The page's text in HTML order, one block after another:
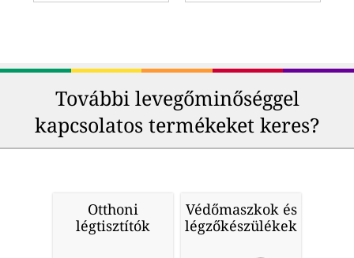
További levegőminőséggel
kapcsolatos termékeket keres?
Otthoni
légtisztítók
Védőmaszkok és
légzőkészülékek